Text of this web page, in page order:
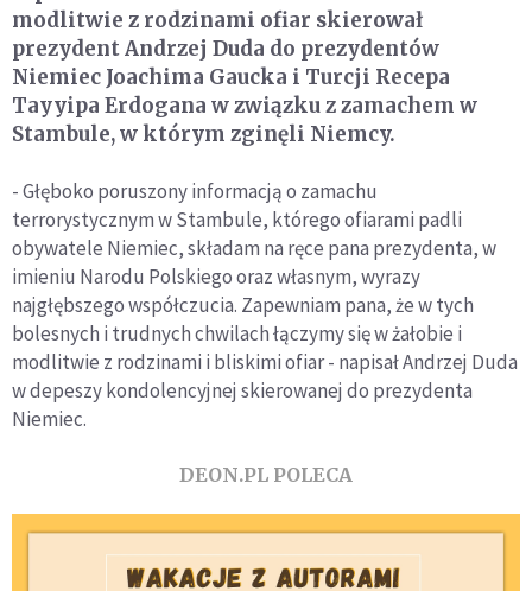
modlitwie z rodzinami ofiar skierował
prezydent Andrzej Duda do prezydentów
Niemiec Joachima Gaucka i Turcji Recepa
Tayyipa Erdogana w związku z zamachem w
Stambule, w którym zginęli Niemcy.
- Głęboko poruszony informacją o zamachu
terrorystycznym w Stambule, którego ofiarami padli
obywatele Niemiec, składam na ręce pana prezydenta, w
imieniu Narodu Polskiego oraz własnym, wyrazy
najgłębszego współczucia. Zapewniam pana, że w tych
bolesnych i trudnych chwilach łączymy się w żałobie i
modlitwie z rodzinami i bliskimi ofiar - napisał Andrzej Duda
w depeszy kondolencyjnej skierowanej do prezydenta
Niemiec.
DEON.PL POLECA